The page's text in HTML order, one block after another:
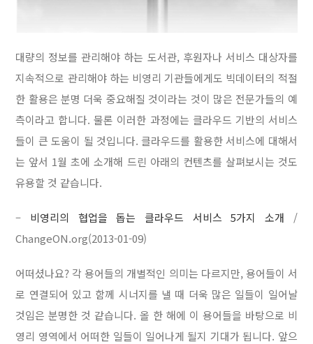
대량의 정보를 관리해야 하는 도서관, 후원자나 서비스 대상자를
지속적으로 관리해야 하는 비영리 기관들에게도 빅데이터의 적절
한 활용은 분명 더욱 중요해질 것이라는 것이 많은 전문가들의 예
측이라고 합니다. 물론 이러한 과정에는 클라우드 기반의 서비스
들이 큰 도움이 될 것입니다. 클라우드를 활용한 서비스에 대해서
는 앞서 1월 초에 소개해 드린 아래의 컨텐츠를 살펴보시는 것도
유용할 것 같습니다.
– 비영리의 협업을 돕는 클라우드 서비스 5가지 소개 /
ChangeON.org(2013-01-09)
어떠셨나요? 각 용어들의 개별적인 의미는 다르지만, 용어들이 서
로 연결되어 있고 함께 시너지를 낼 때 더욱 많은 일들이 일어날
것임은 분명한 것 같습니다. 올 한 해에 이 용어들을 바탕으로 비
영리 영역에서 어떠한 일들이 일어나게 될지 기대가 됩니다. 앞으